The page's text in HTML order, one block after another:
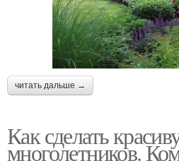
читать дальше →
Как сделать
многолетников.